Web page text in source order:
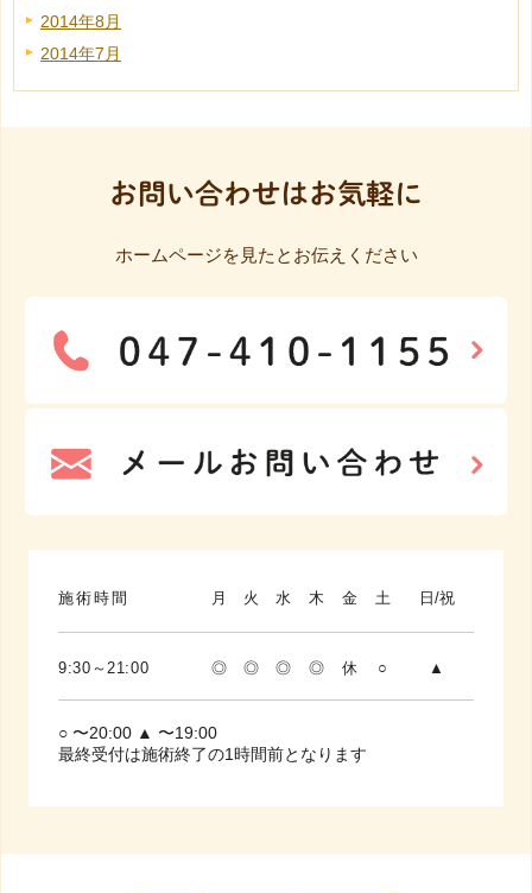
2014年8月
2014年7月
お問い合わせはお気軽に
ホームページを見たとお伝えください
施術時間 月 火 水 木 金 土 日/祝
9:30～21:00 ◎ ◎ ◎ ◎ 休 ○ ▲
○ 〜20:00 ▲ 〜19:00
最終受付は施術終了の1時間前となります